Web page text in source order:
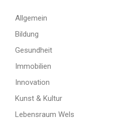
Allgemein
Bildung
Gesundheit
Immobilien
Innovation
Kunst & Kultur
Lebensraum Wels